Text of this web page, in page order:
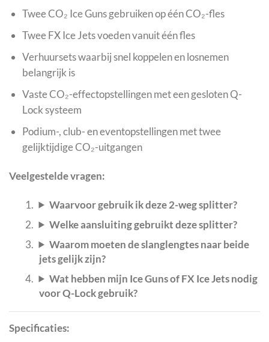
Twee CO₂ Ice Guns gebruiken op één CO₂-fles
Twee FX Ice Jets voeden vanuit één fles
Verhuursets waarbij snel koppelen en losnemen
belangrijk is
Vaste CO₂-effectopstellingen met een gesloten Q-
Lock systeem
Podium-, club- en eventopstellingen met twee
gelijktijdige CO₂-uitgangen
Veelgestelde vragen:
Waarvoor gebruik ik deze 2-weg splitter?
Welke aansluiting gebruikt deze splitter?
Waarom moeten de slanglengtes naar beide
jets gelijk zijn?
Wat hebben mijn Ice Guns of FX Ice Jets nodig
voor Q-Lock gebruik?
Specificaties: